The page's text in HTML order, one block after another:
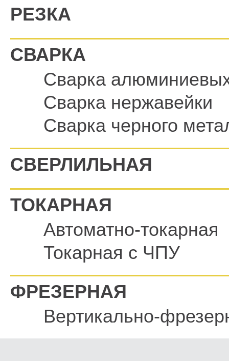
РЕЗКА
СВАРКА
Сварка
Сварка нержавейки
Сварка черного
СВЕРЛИЛЬНАЯ
ТОКАРНАЯ
Автоматно-токарная
Токарная с ЧПУ
ФРЕЗЕРНАЯ
Вертикально-